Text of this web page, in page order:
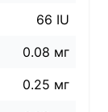
66 IU
0.08 мг
0.25 мг